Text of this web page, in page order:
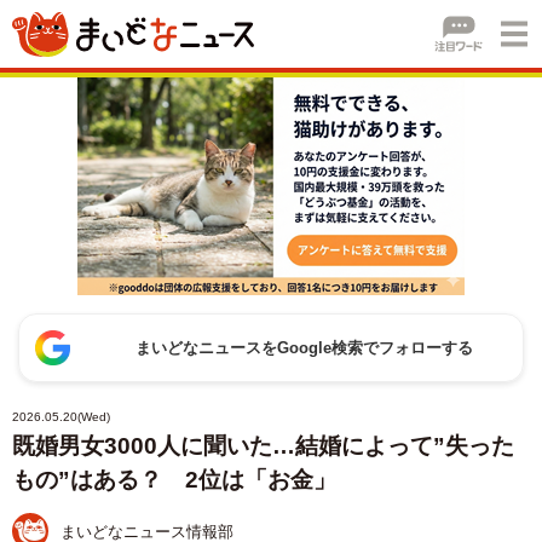
まいどなニュースをGoogle検索でフォローする
2026.05.20(Wed)
既婚男女3000人に聞いた…結婚によって”失った
もの”はある？ 2位は「お金」
まいどなニュース情報部